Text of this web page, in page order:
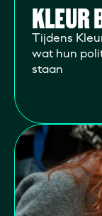
KLEUR
Tijdens
wat hun
staan